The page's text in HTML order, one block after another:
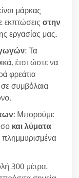
μάρκας
εκπτώσεις στην
εργασίας μας.
: Τα
έτσι ώστε να
φρεάτια
συμβόλαια
: Μπορούμε
και λύματα
300 μέτρα.